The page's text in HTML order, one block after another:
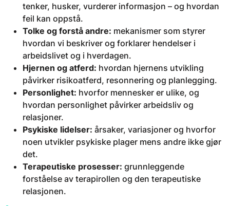
tenker, husker, vurderer informasjon – og hvordan
feil kan oppstå.
Tolke og forstå andre: mekanismer som styrer
hvordan vi beskriver og forklarer hendelser i
arbeidslivet og i hverdagen.
Hjernen og atferd: hvordan hjernens utvikling
påvirker risikoatferd, resonnering og planlegging.
Personlighet: hvorfor mennesker er ulike, og
hvordan personlighet påvirker arbeidsliv og
relasjoner.
Psykiske lidelser: årsaker, variasjoner og hvorfor
noen utvikler psykiske plager mens andre ikke gjør
det.
Terapeutiske prosesser: grunnleggende
forståelse av terapirollen og den terapeutiske
relasjonen.